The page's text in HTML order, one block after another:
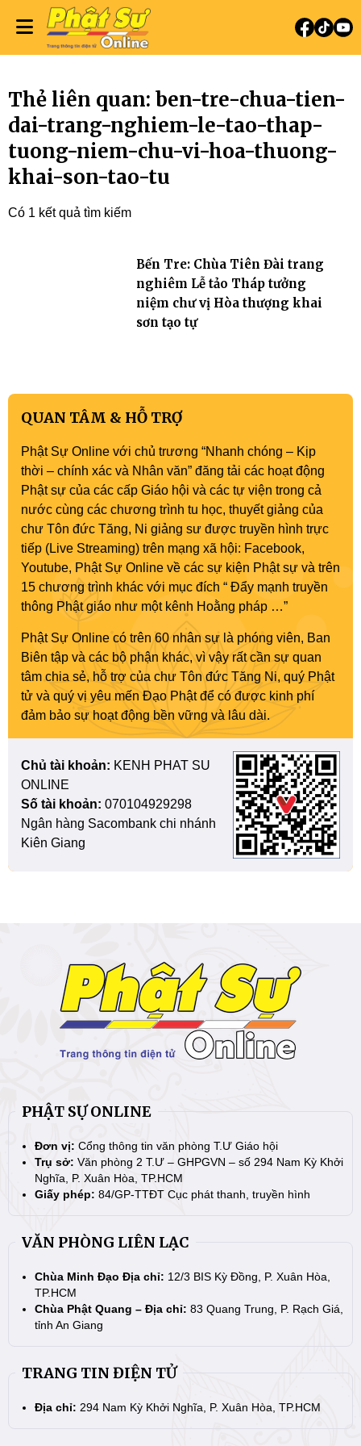
Thẻ liên quan: ben-tre-chua-tien-
dai-trang-nghiem-le-tao-thap-
tuong-niem-chu-vi-hoa-thuong-
khai-son-tao-tu
Có 1 kết quả tìm kiếm
Bến Tre: Chùa Tiên Đài trang
nghiêm Lễ tảo Tháp tưởng
niệm chư vị Hòa thượng khai
sơn tạo tự
QUAN TÂM & HỖ TRỢ
Phật Sự Online với chủ trương “Nhanh chóng – Kịp
thời – chính xác và Nhân văn” đăng tải các hoạt động
Phật sự của các cấp Giáo hội và các tự viện trong cả
nước cùng các chương trình tu học, thuyết giảng của
chư Tôn đức Tăng, Ni giảng sư được truyền hình trực
tiếp (Live Streaming) trên mạng xã hội: Facebook,
Youtube, Phật Sự Online về các sự kiện Phật sự và trên
15 chương trình khác với mục đích “ Đẩy mạnh truyền
thông Phật giáo như một kênh Hoằng pháp …”
Phật Sự Online có trên 60 nhân sự là phóng viên, Ban
Biên tập và các bộ phận khác, vì vậy rất cần sự quan
tâm chia sẻ, hỗ trợ của chư Tôn đức Tăng Ni, quý Phật
tử và quý vị yêu mến Đạo Phật để có được kinh phí
đảm bảo sự hoạt động bền vững và lâu dài.
Chủ tài khoản: KENH PHAT SU
ONLINE
Số tài khoản: 070104929298
Ngân hàng Sacombank chi nhánh
Kiên Giang
PHẬT SỰ ONLINE
Đơn vị: Cổng thông tin văn phòng T.Ư Giáo hội
Trụ sở: Văn phòng 2 T.Ư – GHPGVN – số 294 Nam Kỳ Khởi
Nghĩa, P. Xuân Hòa, TP.HCM
Giấy phép: 84/GP-TTĐT Cục phát thanh, truyền hình
VĂN PHÒNG LIÊN LẠC
Chùa Minh Đạo Địa chỉ: 12/3 BIS Kỳ Đồng, P. Xuân Hòa,
TP.HCM
Chùa Phật Quang – Địa chỉ: 83 Quang Trung, P. Rạch Giá,
tỉnh An Giang
TRANG TIN ĐIỆN TỬ
Địa chỉ: 294 Nam Kỳ Khởi Nghĩa, P. Xuân Hòa, TP.HCM